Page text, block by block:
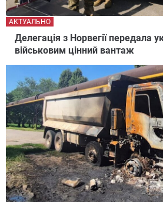
Делегація з Норвегії передала
військовим цінний вантаж
АКТУАЛЬНО